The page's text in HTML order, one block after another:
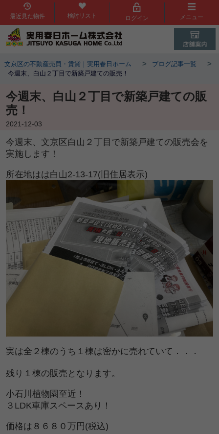
最近見た物件 検討リスト ログイン メニュー
文京区の不動産売買・賃貸｜実用春日ホーム > ブログ記事一覧 >
今週末、白山２丁目で新築戸建ての販売！
今週末、白山２丁目で新築戸建ての販
売！
2021-12-03
今週末、文京区白山２丁目で新築戸建ての販売会を
実施します！
所在地はは白山2-13-17(旧住居表示)
実は全２棟のうち１棟は密かに売れていて．．．
残り１棟の販売となります。
小石川植物園至近！
３LDK車庫スペースあり！
価格は８６８０万円(税込)